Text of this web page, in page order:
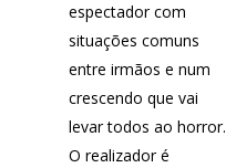
espectador com
situações comuns
entre irmãos e num
crescendo que vai
levar todos ao horror.
O realizador é